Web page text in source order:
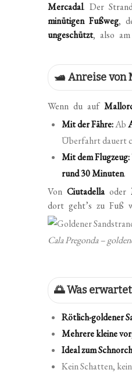
Mercadal. Der
minütigen Fußweg,
ungeschützt, also
🛥️ Anreise von
Wenn du auf
Mit der Fähre:Ab
Überfahrt dauert
Mit dem Flugzeug:
rund 30 Minuten.
VonCiutadellaoder
dort geht’s zu Fuß
Cala Pregonda –
🌅 Was
Rötlich-goldener
Mehrere kleine
Ideal zum
Kein Schatten,